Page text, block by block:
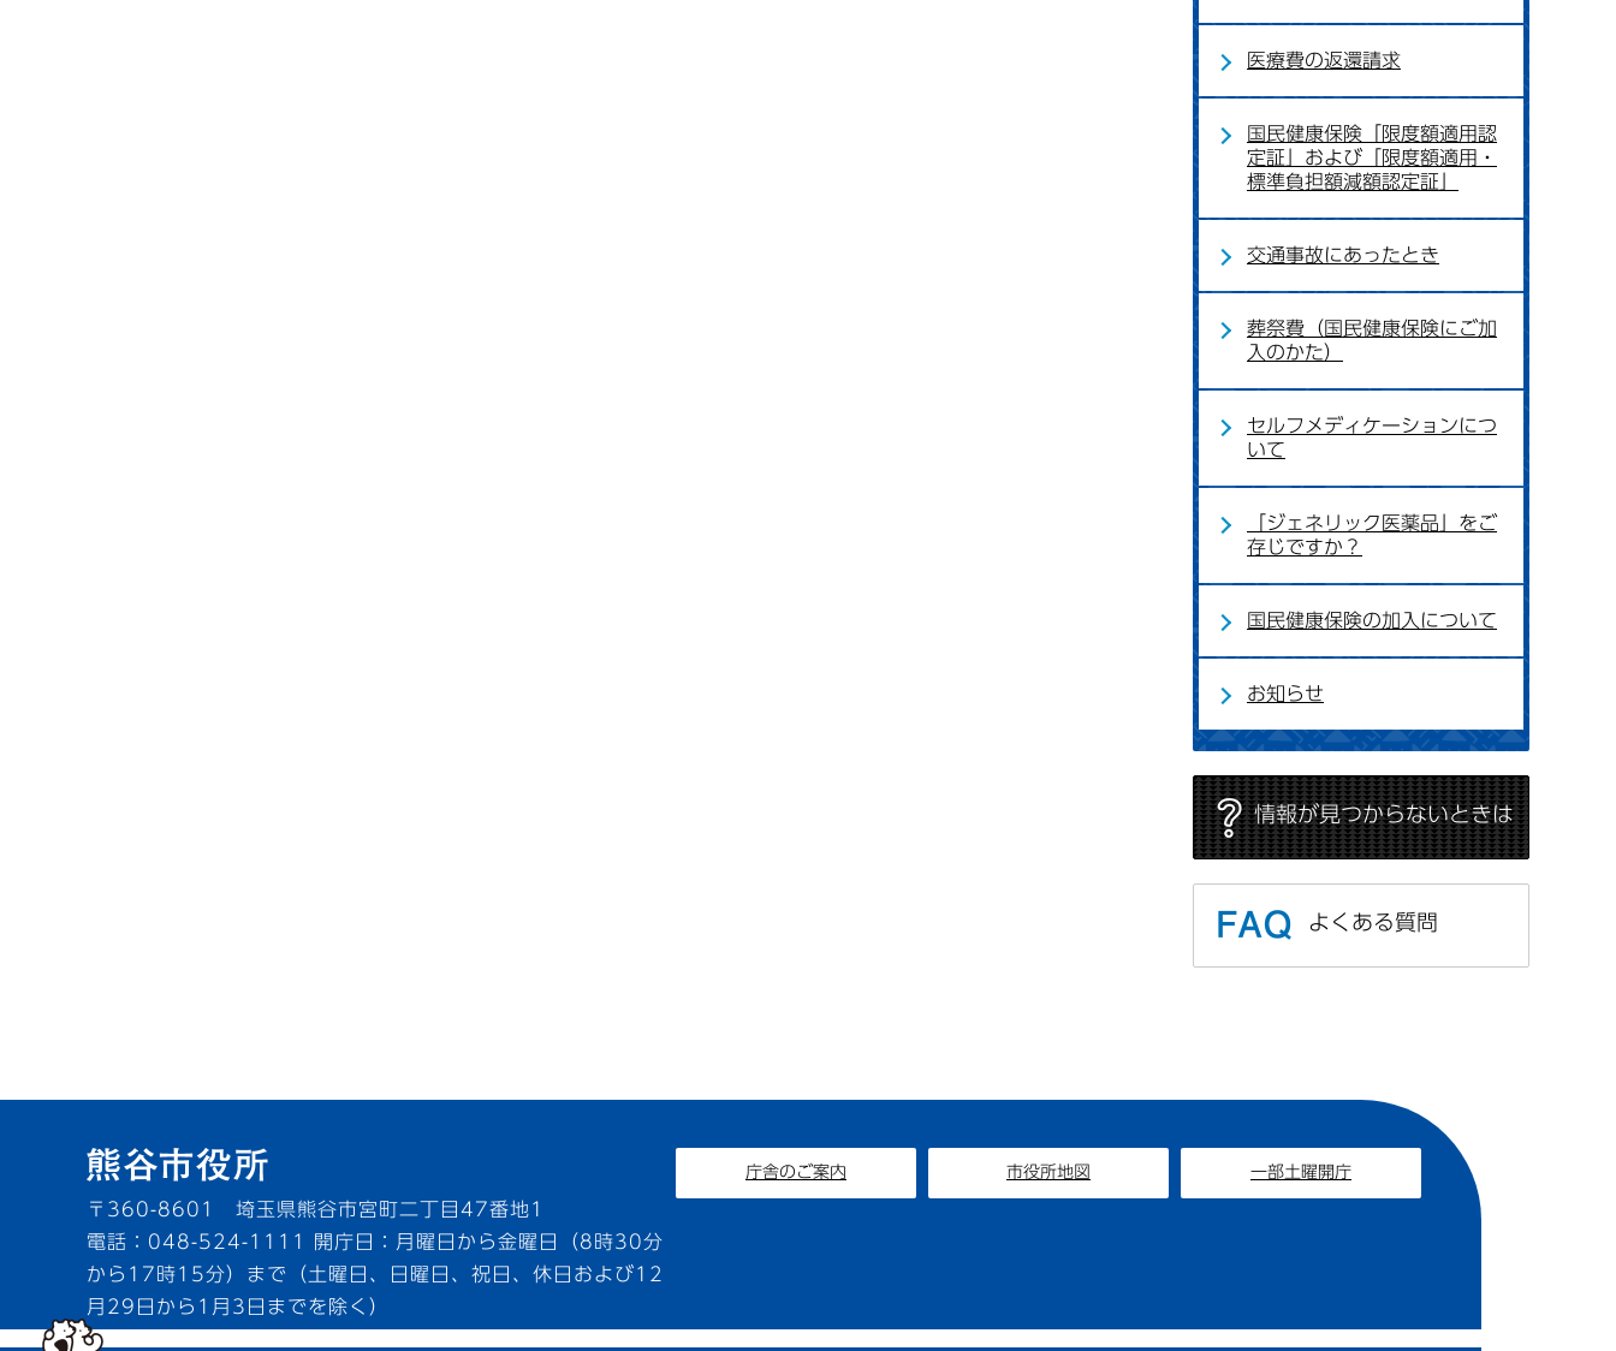
医療費の返還請求
国民健康保険「限度額適用認
定証」および「限度額適用・
標準負担額減額認定証」
交通事故にあったとき
葬祭費（国民健康保険にご加
入のかた）
セルフメディケーションにつ
いて
「ジェネリック医薬品」をご
存じですか？
国民健康保険の加入について
お知らせ
情報が見つからないときは
よくある質問
〒360-8601 埼玉県熊谷市宮町二丁目47番地1
電話：048-524-1111
開庁日：月曜日から金曜日（8時30分
から17時15分）まで（土曜日、日曜日、祝日、休日および12
月29日から1月3日までを除く）
庁舎のご案内 市役所地図 一部土曜開庁